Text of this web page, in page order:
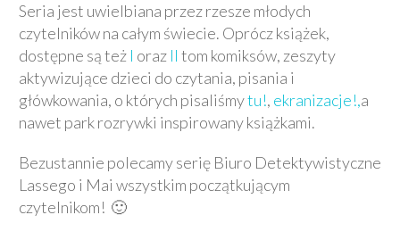
Seria jest uwielbiana przez rzesze młodych
czytelników na całym świecie. Oprócz książek,
dostępne są też I oraz II tom komiksów, zeszyty
aktywizujące dzieci do czytania, pisania i
główkowania, o których pisaliśmytu!, ekranizacje!,a
nawet park rozrywki inspirowany książkami.
Bezustannie polecamy serię Biuro Detektywistyczne
Lassego i Mai wszystkim początkującym
czytelnikom! 🙂